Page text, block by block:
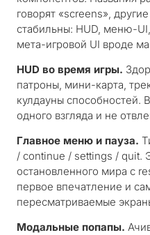
говорят «screens»,
стабильны: HUD, меню-
мета-игровой UI вроде
HUD во время игры.
патроны, мини-карта,
кулдауны способностей.
одного взгляда и не
Главное меню и пауза.
/ continue / settings / quit.
остановленного мира с
первое впечатление и
пересматриваемые
Модальные попапы.